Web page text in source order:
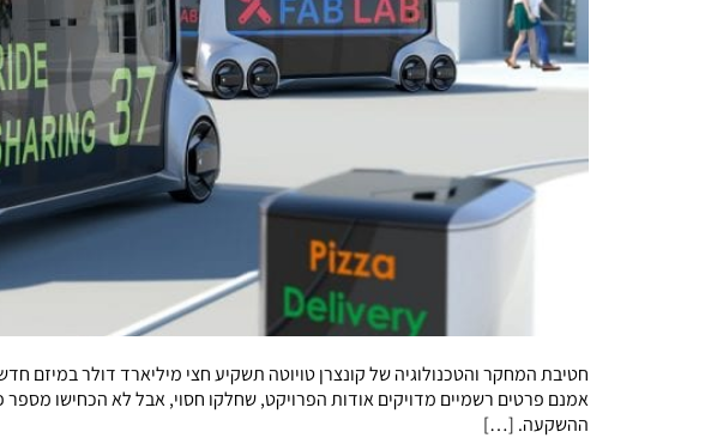
אמנם פרטים רשמיים מדויקים אודות הפרויקט, שחלקו חסוי, אבל לא הכחישו
ההשקעה. […]